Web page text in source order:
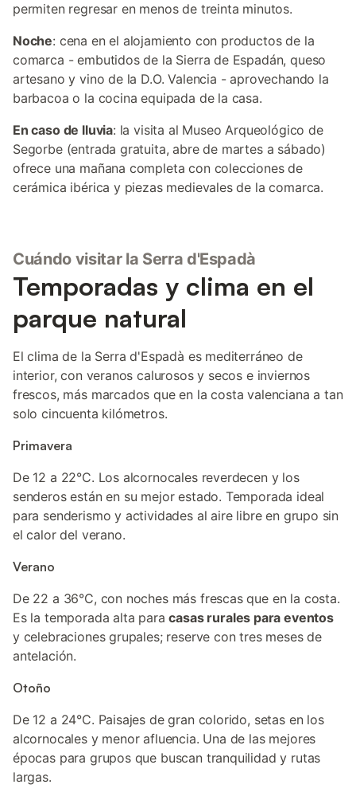
permiten regresar en menos de treinta minutos.
Noche: cena en el alojamiento con productos de la
comarca - embutidos de la Sierra de Espadán, queso
artesano y vino de la D.O. Valencia - aprovechando la
barbacoa o la cocina equipada de la casa.
En caso de lluvia: la visita al Museo Arqueológico de
Segorbe (entrada gratuita, abre de martes a sábado)
ofrece una mañana completa con colecciones de
cerámica ibérica y piezas medievales de la comarca.
Cuándo visitar la Serra d'Espadà
Temporadas y clima en el
parque natural
El clima de la Serra d'Espadà es mediterráneo de
interior, con veranos calurosos y secos e inviernos
frescos, más marcados que en la costa valenciana a tan
solo cincuenta kilómetros.
Primavera
De 12 a 22°C. Los alcornocales reverdecen y los
senderos están en su mejor estado. Temporada ideal
para senderismo y actividades al aire libre en grupo sin
el calor del verano.
Verano
De 22 a 36°C, con noches más frescas que en la costa.
Es la temporada alta paracasas rurales para eventos
y celebraciones grupales; reserve con tres meses de
antelación.
Otoño
De 12 a 24°C. Paisajes de gran colorido, setas en los
alcornocales y menor afluencia. Una de las mejores
épocas para grupos que buscan tranquilidad y rutas
largas.